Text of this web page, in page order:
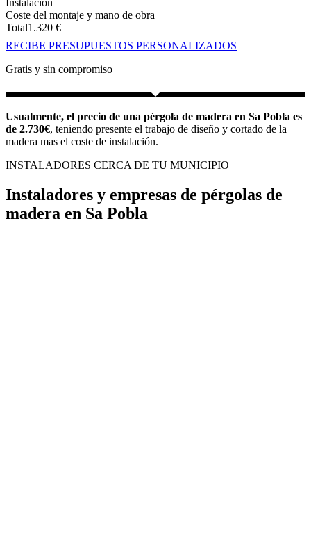
Instalación
Coste del montaje y mano de obra
Total1.320 €
RECIBE PRESUPUESTOS PERSONALIZADOS
Gratis y sin compromiso
Usualmente, el precio de una pérgola de madera en Sa Pobla es
de 2.730€, teniendo presente el trabajo de diseño y cortado de la
madera mas el coste de instalación.
INSTALADORES CERCA DE TU MUNICIPIO
Instaladores y empresas de pérgolas de
madera en Sa Pobla